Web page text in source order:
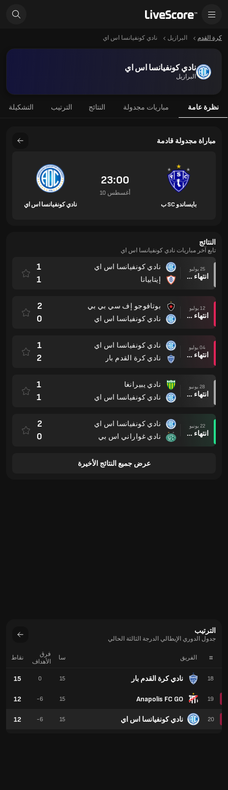
كرة القدم البرازيل نادي كونفيانسا اس اي
نادي كونفيانسا اس اي
البرازيل
نظرة عامة مباريات مجدولة النتائج الترتيب التشكيلة
مباراة مجدولة قادمة
بايساندو SC ب
23:00
10 أغسطس
نادي كونفيانسا اس اي
النتائج
تابع آخر مباريات نادي كونفيانسا اس اي
25 يوليو
انتهاء وقت المباراة
نادي كونفيانسا اس اي
إيتابيانا
1
1
12 يوليو
انتهاء وقت المباراة
بوتافوجو إف سي بي بي
نادي كونفيانسا اس اي
2
0
04 يوليو
انتهاء وقت المباراة
نادي كونفيانسا اس اي
نادي كرة القدم بار
1
2
28 يونيو
انتهاء وقت المباراة
نادي يبيرانغا
نادي كونفيانسا اس اي
1
1
22 يونيو
انتهاء وقت المباراة
نادي كونفيانسا اس اي
نادي غواراني اس بي
2
0
عرض جميع النتائج الأخيرة
الترتيب
جدول الدوري الإيطالي الدرجة الثالثة الحالي
# الفريق
18 نادي كرة القدم بار
19
Anapolis FC GO
20 نادي كونفيانسا اس اي
سا
فرق
الأهداف
نقاط
15
0
15
15
-6
12
15
-6
12